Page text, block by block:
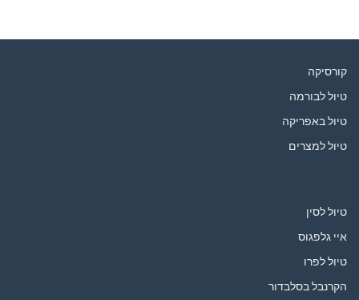
קורסיקה
טיול לבורמה
טיול באפריקה
טיול למצרים
טיול לסין
איי גלפגוס
טיול לפרו
הקרנבל בסלבדור